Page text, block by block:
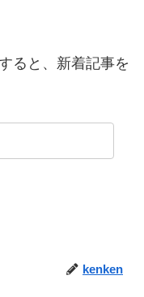
ると、新着記事を
kenken